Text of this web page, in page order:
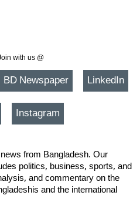
with us @
BD Newspaper LinkedIn
Instagram
from Bangladesh. Our
politics, business, sports, and
and commentary on the
and the international